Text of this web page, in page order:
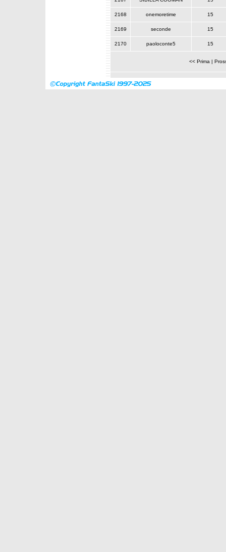
2168 onemoretime 15
2169 seconde 15
2170 paoloconte5 15
<< Prima |